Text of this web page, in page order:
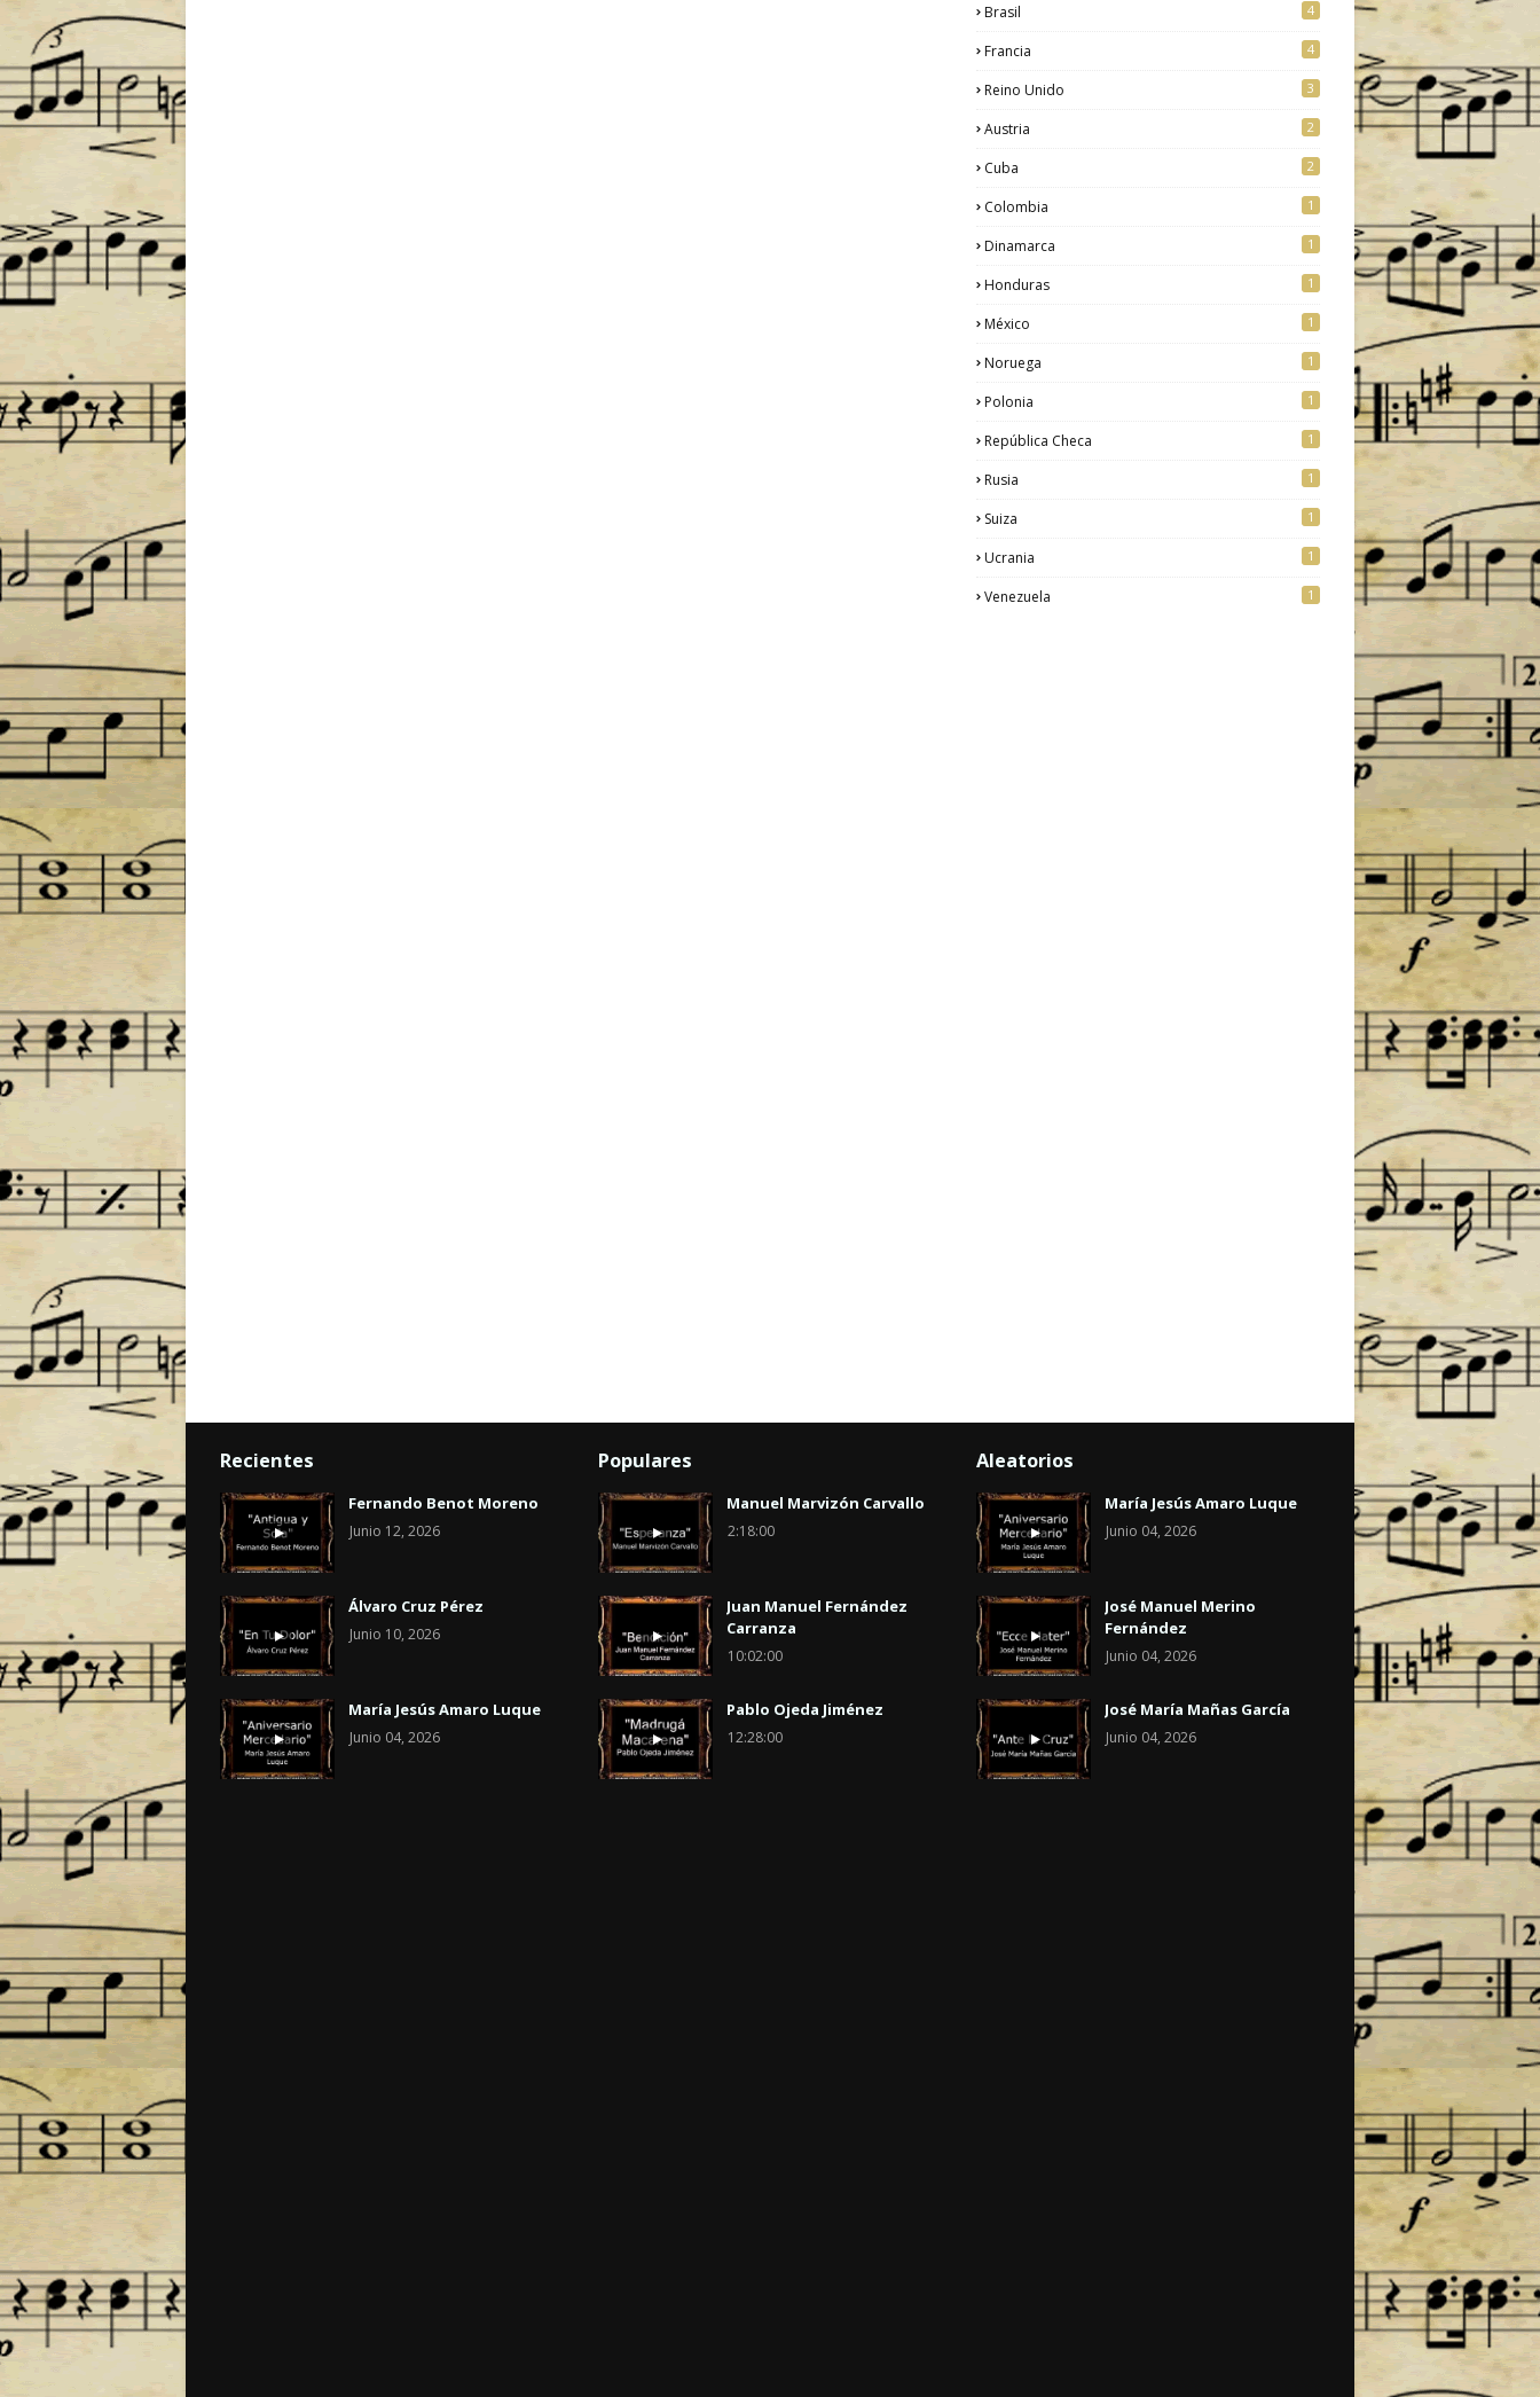
Brasil 4
Francia 4
Reino Unido 3
Austria 2
Cuba 2
Colombia 1
Dinamarca 1
Honduras 1
México 1
Noruega 1
Polonia 1
República Checa 1
Rusia 1
Suiza 1
Ucrania 1
Venezuela 1
Recientes
Fernando Benot Moreno
Junio 12, 2026
Álvaro Cruz Pérez
Junio 10, 2026
María Jesús Amaro Luque
Junio 04, 2026
Populares
Manuel Marvizón Carvallo
2:18:00
Juan Manuel Fernández
Carranza
10:02:00
Pablo Ojeda Jiménez
12:28:00
Aleatorios
María Jesús Amaro Luque
Junio 04, 2026
José Manuel Merino
Fernández
Junio 04, 2026
José María Mañas García
Junio 04, 2026